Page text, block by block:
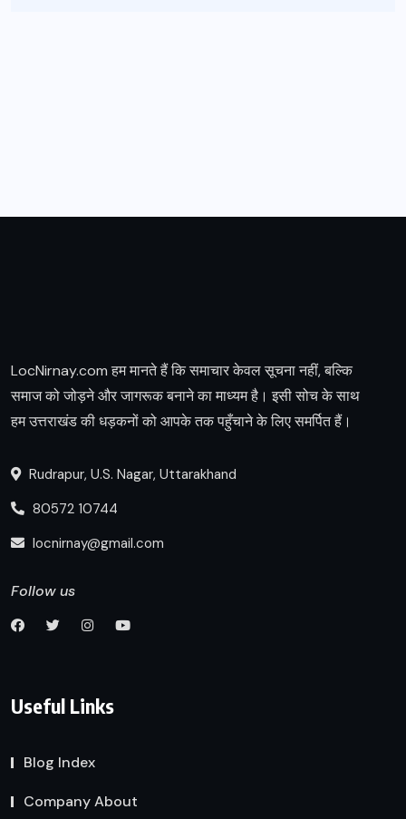
LocNirnay.com हम मानते हैं कि समाचार केवल सूचना नहीं, बल्कि
समाज को जोड़ने और जागरूक बनाने का माध्यम है। इसी सोच के साथ
हम उत्तराखंड की धड़कनों को आपके तक पहुँचाने के लिए समर्पित हैं।
Rudrapur, U.S. Nagar, Uttarakhand
80572 10744
locnirnay@gmail.com
Follow us
Useful Links
Blog Index
Company About